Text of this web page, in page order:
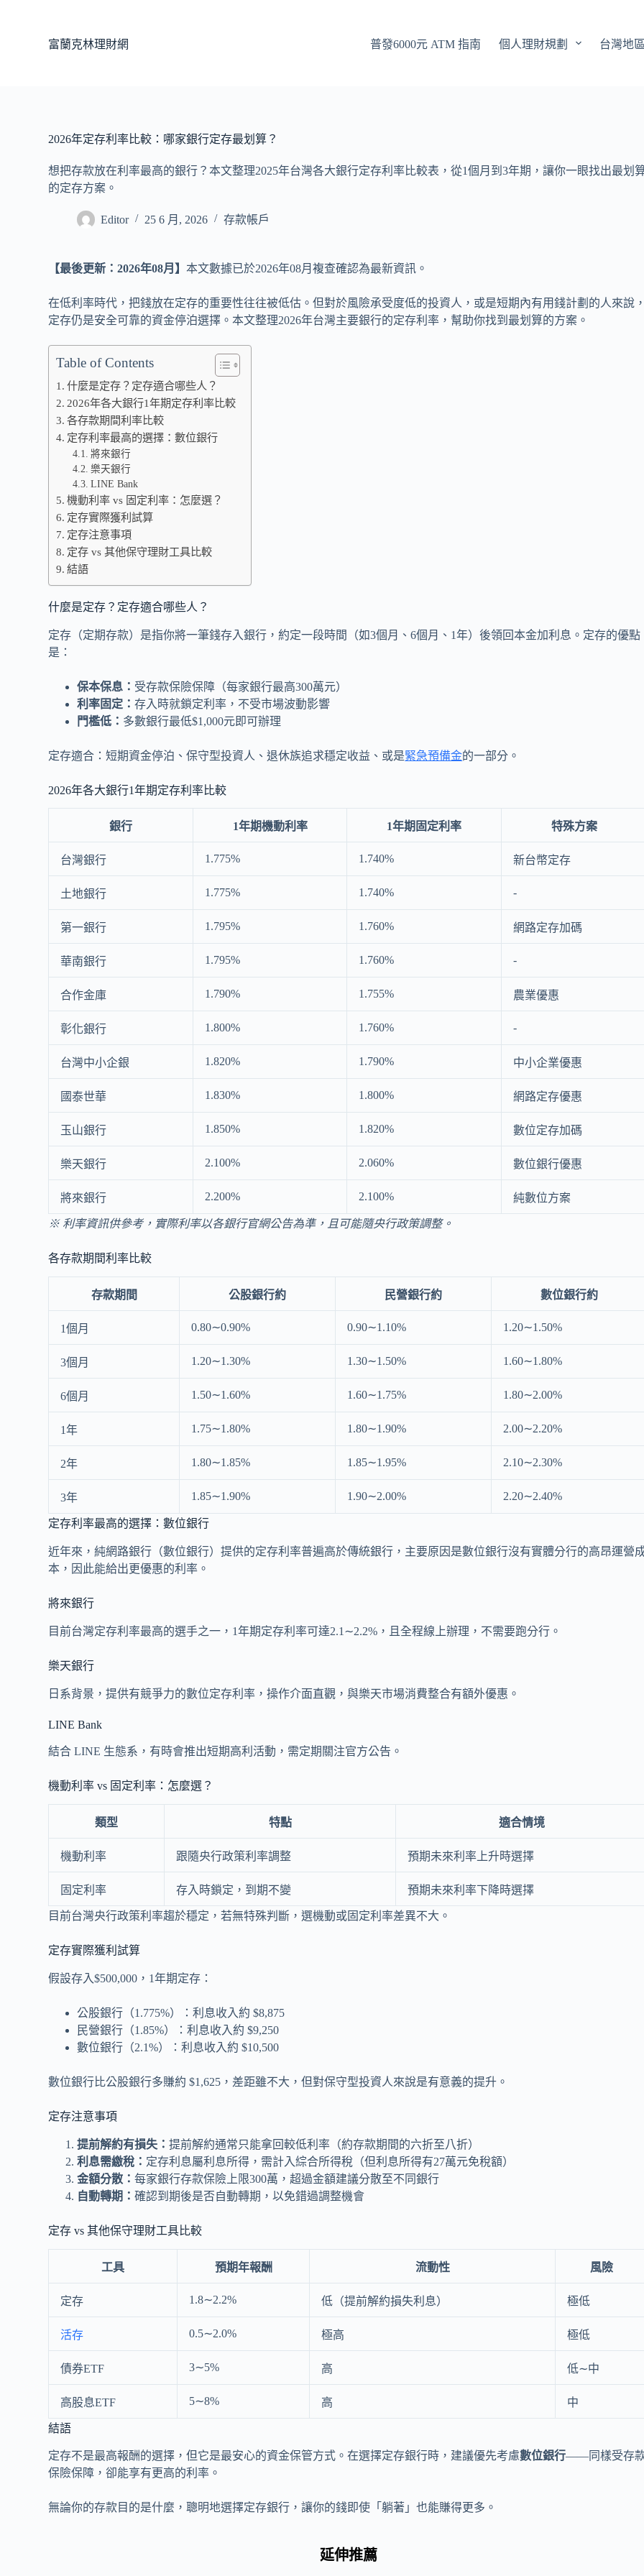
富蘭克林理財網 普發6000元 ATM 指南 個人理財規劃 台灣地
2026年定存利率比較：哪家銀行定存最划算？
想把存款放在利率最高的銀行？本文整理2025年台灣各大銀行定存利率比較表，從1個月到3年期，讓你一眼找出最划
的定存方案。
Editor 25 6 月, 2026 存款帳戶
【最後更新：2026年08月】本文數據已於2026年08月複查確認為最新資訊。
在低利率時代，把錢放在定存的重要性往往被低估。但對於風險承受度低的投資人，或是短期內有用錢計劃的人來說
定存仍是安全可靠的資金停泊選擇。本文整理2026年台灣主要銀行的定存利率，幫助你找到最划算的方案。
Table of Contents
什麼是定存？定存適合哪些人？
2026年各大銀行1年期定存利率比較
各存款期間利率比較
定存利率最高的選擇：數位銀行
將來銀行
樂天銀行
LINE Bank
機動利率 vs 固定利率：怎麼選？
定存實際獲利試算
定存注意事項
定存 vs 其他保守理財工具比較
結語
什麼是定存？定存適合哪些人？
定存（定期存款）是指你將一筆錢存入銀行，約定一段時間（如3個月、6個月、1年）後領回本金加利息。定存的優點
是：
保本保息： 受存款保險保障（每家銀行最高300萬元）
利率固定：存入時就鎖定利率，不受市場波動影響
門檻低： 多數銀行最低$1,000元即可辦理
定存適合：短期資金停泊、保守型投資人、退休族追求穩定收益、或是緊急預備金的一部分。
2026年各大銀行1年期定存利率比較
銀行 1年期機動利率 1年期固定利率 特殊方案
台灣銀行 1.775% 1.740% 新台幣定存
土地銀行 1.775% 1.740% -
第一銀行 1.795% 1.760% 網路定存加碼
華南銀行 1.795% 1.760% -
合作金庫 1.790% 1.755% 農業優惠
彰化銀行 1.800% 1.760% -
台灣中小企銀 1.820% 1.790% 中小企業優惠
國泰世華 1.830% 1.800% 網路定存優惠
玉山銀行 1.850% 1.820% 數位定存加碼
樂天銀行 2.100% 2.060% 數位銀行優惠
將來銀行 2.200% 2.100% 純數位方案
※ 利率資訊供參考，實際利率以各銀行官網公告為準，且可能隨央行政策調整。
各存款期間利率比較
存款期間 公股銀行約 民營銀行約 數位銀行約
1個月 0.80∼0.90% 0.90∼1.10% 1.20∼1.50%
3個月 1.20∼1.30% 1.30∼1.50% 1.60∼1.80%
6個月 1.50∼1.60% 1.60∼1.75% 1.80∼2.00%
1年 1.75∼1.80% 1.80∼1.90% 2.00∼2.20%
2年 1.80∼1.85% 1.85∼1.95% 2.10∼2.30%
3年 1.85∼1.90% 1.90∼2.00% 2.20∼2.40%
定存利率最高的選擇：數位銀行
近年來，純網路銀行（數位銀行）提供的定存利率普遍高於傳統銀行，主要原因是數位銀行沒有實體分行的高昂運營
本，因此能給出更優惠的利率。
將來銀行
目前台灣定存利率最高的選手之一，1年期定存利率可達2.1∼2.2%，且全程線上辦理，不需要跑分行。
樂天銀行
日系背景，提供有競爭力的數位定存利率，操作介面直觀，與樂天市場消費整合有額外優惠。
LINE Bank
結合 LINE 生態系，有時會推出短期高利活動，需定期關注官方公告。
機動利率 vs 固定利率：怎麼選？
類型 特點 適合情境
機動利率 跟隨央行政策利率調整 預期未來利率上升時選擇
固定利率 存入時鎖定，到期不變 預期未來利率下降時選擇
目前台灣央行政策利率趨於穩定，若無特殊判斷，選機動或固定利率差異不大。
定存實際獲利試算
假設存入$500,000，1年期定存：
公股銀行（1.775%）：利息收入約 $8,875
民營銀行（1.85%）：利息收入約 $9,250
數位銀行（2.1%）：利息收入約 $10,500
數位銀行比公股銀行多賺約 $1,625，差距雖不大，但對保守型投資人來說是有意義的提升。
定存注意事項
提前解約有損失：提前解約通常只能拿回較低利率（約存款期間的六折至八折）
利息需繳稅： 定存利息屬利息所得，需計入綜合所得稅（但利息所得有27萬元免稅額）
金額分散：每家銀行存款保險上限300萬，超過金額建議分散至不同銀行
自動轉期：確認到期後是否自動轉期，以免錯過調整機會
定存 vs 其他保守理財工具比較
工具 預期年報酬 流動性 風險
定存 1.8∼2.2% 低（提前解約損失利息） 極低
活存 0.5∼2.0% 極高 極低
債券ETF 3∼5% 高 低∼中
高股息ETF 5∼8% 高 中
結語
定存不是最高報酬的選擇，但它是最安心的資金保管方式。在選擇定存銀行時，建議優先考慮數位銀行——同樣受存
保險保障，卻能享有更高的利率。
無論你的存款目的是什麼，聰明地選擇定存銀行，讓你的錢即使「躺著」也能賺得更多。
延伸推薦